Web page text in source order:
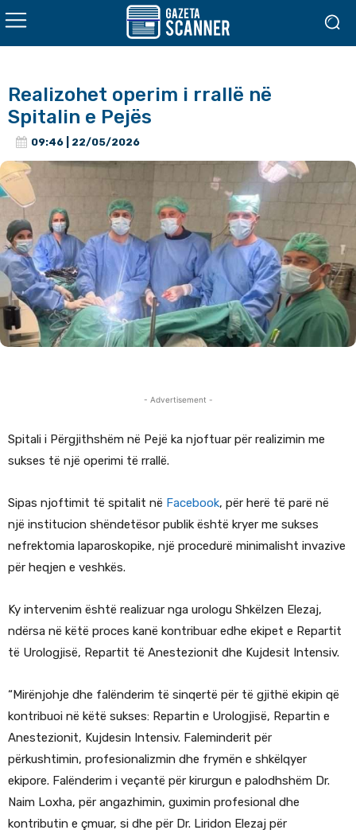
Realizohet operim i rrallë në
Spitalin e Pejës
09:46 | 22/05/2026
- Advertisement -
Spitali i Përgjithshëm në Pejë ka njoftuar për realizimin me
sukses të një operimi të rrallë.
Sipas njoftimit të spitalit në Facebook, për herë të parë në
një institucion shëndetësor publik është kryer me sukses
nefrektomia laparoskopike, një procedurë minimalisht invazive
për heqjen e veshkës.
Ky intervenim është realizuar nga urologu Shkëlzen Elezaj,
ndërsa në këtë proces kanë kontribuar edhe ekipet e Repartit
të Urologjisë, Repartit të Anestezionit dhe Kujdesit Intensiv.
“Mirënjohje dhe falënderim të sinqertë për të gjithë ekipin që
kontribuoi në këtë sukses: Repartin e Urologjisë, Repartin e
Anestezionit, Kujdesin Intensiv. Faleminderit për
përkushtimin, profesionalizmin dhe frymën e shkëlqyer
ekipore. Falënderim i veçantë për kirurgun e palodhshëm Dr.
Naim Loxha, për angazhimin, guximin profesional dhe
kontributin e çmuar, si dhe për Dr. Liridon Elezaj për